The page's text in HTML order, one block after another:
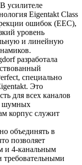
В усилителе
Eigentakt Class
ошибок (EEC),
уровень
и линейную
разработала
специально
Это
для всех каналов
шумных
корпус служит
объединять в
позволяет
и 4-канальным